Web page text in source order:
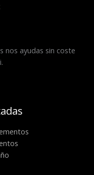
nos ayudas sin coste